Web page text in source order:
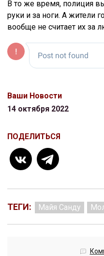
В то же время, полиция
руки и за ноги. А жители
вообще не считает их за
Ваши Новости
14 октября 2022
ПОДЕЛИТЬСЯ
ТЕГИ: Майя Санду